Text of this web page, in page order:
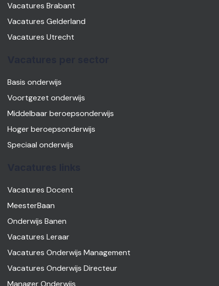
Vacatures Brabant
Vacatures Gelderland
Vacatures Utrecht
Basis onderwijs
Voortgezet onderwijs
Middelbaar beroepsonderwijs
Hoger beroepsonderwijs
Speciaal onderwijs
Vacatures Docent
MeesterBaan
Onderwijs Banen
Vacatures Leraar
Vacatures Onderwijs Management
Vacatures Onderwijs Directeur
Manager Onderwijs